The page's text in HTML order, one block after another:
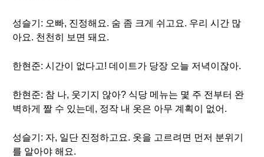
성슬기: 오빠, 진정해요. 숨 좀 크게 쉬고요. 우리 시간 많
아요. 천천히 보면 돼요.
한현준: 시간이 없다고! 데이트가 당장 오늘 저녁이잖아.
한현준: 참 나, 웃기지 않아? 식당 메뉴는 몇 주 전부터 완
벽하게 짤 수 있는데, 정작 내 옷은 아무 계획이 없어.
성슬기: 자, 일단 진정하고요. 옷을 고르려면 먼저 분위기
를 알아야 해요.